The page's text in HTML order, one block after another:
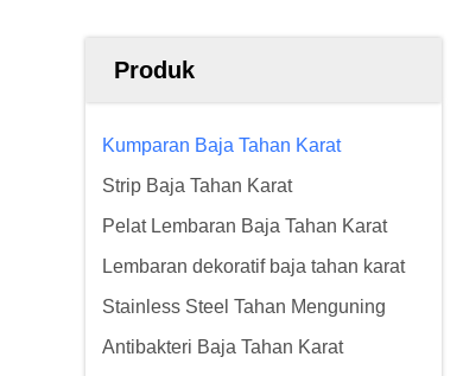
Produk
Kumparan Baja Tahan Karat
Strip Baja Tahan Karat
Pelat Lembaran Baja Tahan Karat
Lembaran dekoratif baja tahan karat
Stainless Steel Tahan Menguning
Antibakteri Baja Tahan Karat